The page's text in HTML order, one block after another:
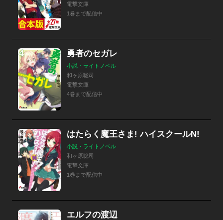
電撃文庫
1巻まで配信中
勇者のセガレ
小説・ライトノベル
和ヶ原聡司
電撃文庫
4巻まで配信中
はたらく魔王さま! ハイスクールN!
小説・ライトノベル
和ヶ原聡司
電撃文庫
1巻まで配信中
エルフの渡辺